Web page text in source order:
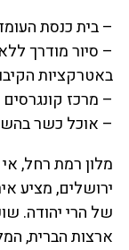
– בית כנסת
– סיור מודרך
באטרקציות
– מרכז קונגרסים
– אוכל כשר
מלון רמת רחל,
ירושלים, מציע
של הרי יהודה.
ארצות הברית,